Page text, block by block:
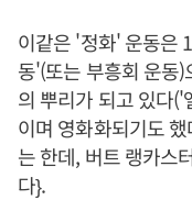
이같은 '정화' 운동은
동'(또는 부흥회 운동
의 뿌리가 되고 있다
이며 영화화되기도
는 한데, 버트 랭카스
다}.